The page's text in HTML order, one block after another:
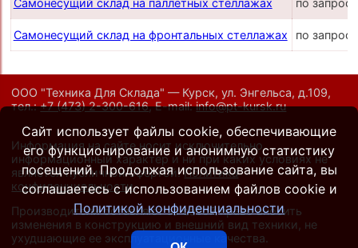
Самонесущий склад на паллетных стеллажах по запросу
Самонесущий склад на фронтальных стеллажах по запросу
ООО "Техника Для Склада" — Курск, ул. Энгельса, д.109,
тел.:+7 (473) 2-300-616,E-mail:info@pt-kursk.ru
Информация на сайте носит исключительно
информационный характер и ни при каких условиях не
является публичной офертой.Политика
конфиденциальности.
Производители оставляют за собой право вносить
изменения в конструкцию и внешний вид техники, не
ухудшающие ее эксплуатационные качества.
Сайт использует файлы cookie, обеспечивающие
его функционирование и анонимную статистику
посещений. Продолжая использование сайта, вы
соглашаетесь с использованием файлов cookie и
Политикой конфиденциальности